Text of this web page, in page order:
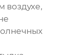
воздухе,